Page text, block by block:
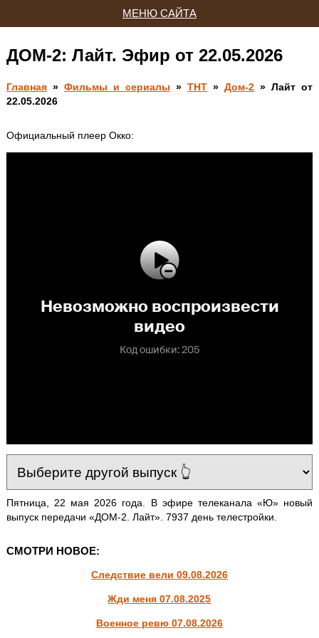
ДОМ-2: Лайт. Эфир от 22.05.2026
Главная» Фильмы и сериалы » ТНТ »Дом-2 » Лайт от
22.05.2026
Официальный плеер Окко:
Пятница, 22 мая 2026 года. В эфире телеканала «Ю» новый
выпуск передачи «ДОМ-2. Лайт». 7937 день телестройки.
СМОТРИ НОВОЕ:
Следствие вели 09.08.2026
Жди меня 07.08.2025
Военное ревю 07.08.2026
МЕНЮ САЙТА